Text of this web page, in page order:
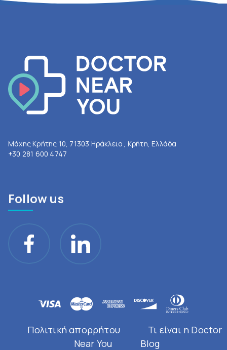
Μάχης Κρήτης 10, 71303 Ηράκλειο , Κρήτη, Ελλάδα
+30 281 600 4747
Follow us
Πολιτική απορρήτου
Τι είναι η Doctor
Near You
Blog